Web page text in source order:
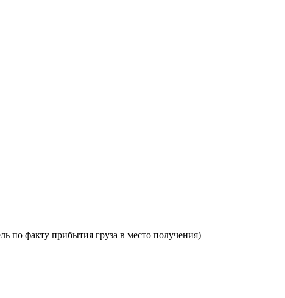
по факту прибытия груза в место получения)